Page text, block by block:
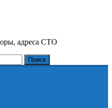
адреса СТО
Поиск